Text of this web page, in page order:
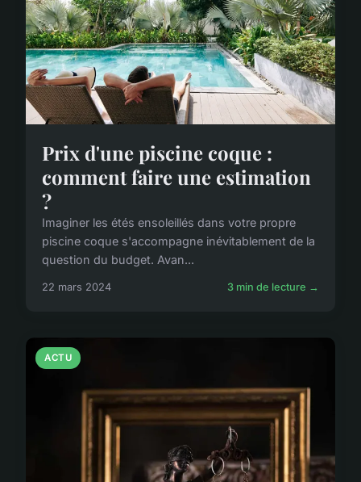
Prix d'une piscine coque :
comment faire une estimation
?
Imaginer les étés ensoleillés dans votre propre
piscine coque s'accompagne inévitablement de la
question du budget. Avan...
22 mars 2024 3 min de lecture →
ACTU